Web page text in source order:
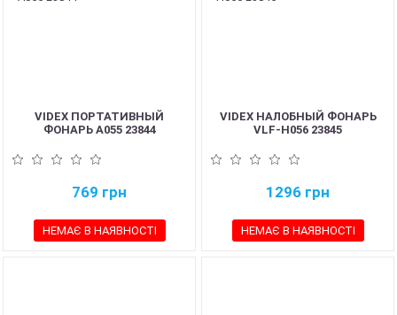
VIDEX ПОРТАТИВНЫЙ
ФОНАРЬ A055 23844
769 грн
НЕМАЄ В НАЯВНОСТІ
VIDEX НАЛОБНЫЙ ФОНАРЬ
VLF-H056 23845
1296 грн
НЕМАЄ В НАЯВНОСТІ